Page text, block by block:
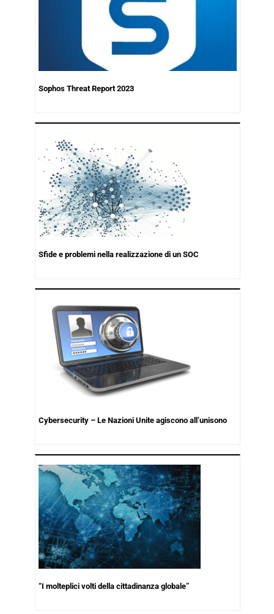
Sophos Threat Report 2023
Sfide e problemi nella realizzazione di un SOC
Cybersecurity – Le Nazioni Unite agiscono all’unisono
“I molteplici volti della cittadinanza globale”